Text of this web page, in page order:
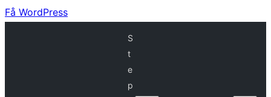
Få WordPress
S
t
e
p